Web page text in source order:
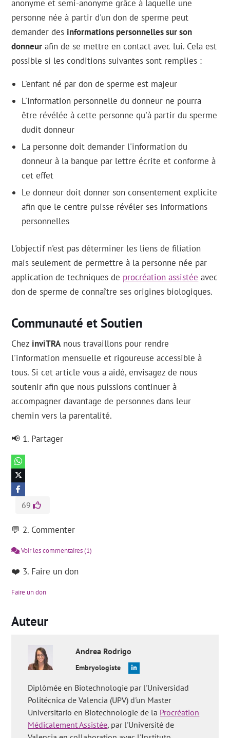
anonyme et semi-anonyme grâce à laquelle une
personne née à partir d'un don de sperme peut
demander des informations personnelles sur son
donneur afin de se mettre en contact avec lui. Cela est
possible si les conditions suivantes sont remplies :
L'enfant né par don de sperme est majeur
L'information personnelle du donneur ne pourra
être révélée à cette personne qu'à partir du sperme
dudit donneur
La personne doit demander l'information du
donneur à la banque par lettre écrite et conforme à
cet effet
Le donneur doit donner son consentement explicite
afin que le centre puisse révéler ses informations
personnelles
L'objectif n'est pas déterminer les liens de filiation
mais seulement de permettre à la personne née par
application de techniques de procréation assistée avec
don de sperme de connaître ses origines biologiques.
Communauté et Soutien
Chez inviTRA nous travaillons pour rendre
l'information mensuelle et rigoureuse accessible à
tous. Si cet article vous a aidé, envisagez de nous
soutenir afin que nous puissions continuer à
accompagner davantage de personnes dans leur
chemin vers la parentalité.
📢 1. Partager
69
💬 2. Commenter
Voir les commentaires(1)
❤️ 3. Faire un don
Faire un don
Auteur
Andrea Rodrigo
Embryologiste
Diplômée en Biotechnologie par l'Universidad
Politécnica de Valencia (UPV) d'un Master
Universitario en Biotechnologie de la Procréation
Médicalement Assistée, par l'Université de